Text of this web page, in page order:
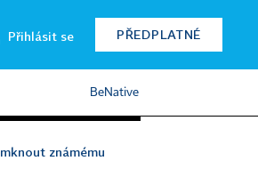
Přihlásit se PŘEDPLATNÉ
BeNative
známému